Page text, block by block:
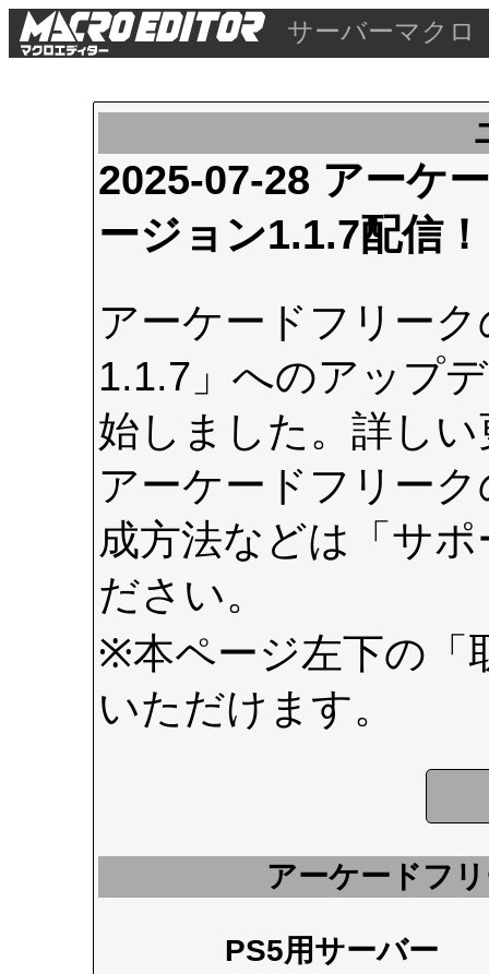
サーバーマクロ
2025-07-28 アーケ
ージョン1.1.7配信！
アーケードフリー
1.1.7」へのアップ
始しました。詳し
アーケードフリー
成方法などは 「サ
ださい。
※本ページ左下の
いただけます。
アーケードフ
PS5用サーバー